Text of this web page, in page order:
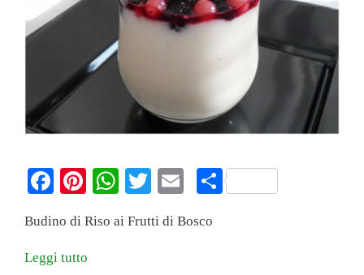
Fa
bo
ok
Pi
er
es
W
ts
T
tte ail
C
Budino di Riso ai Frutti di Bosco
Leggi tutto